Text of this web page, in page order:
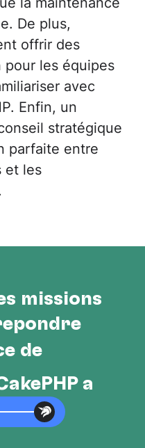
De plus,
offrir des
les équipes
avec
Enfin, un
stratégique
parfaite entre
et les
missions
de
à